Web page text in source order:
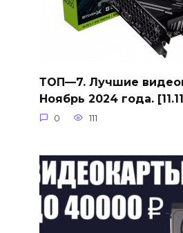
ТОП—7. Лучшие
Ноябрь 2024 года.
0 111